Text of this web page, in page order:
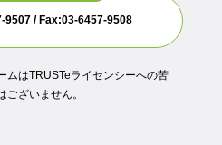
9507 / Fax:03-6457-9508
ムはTRUSTeライセンシーへの苦
ざいません。